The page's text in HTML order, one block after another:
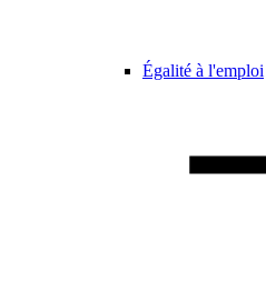
Égalité à l'emploi